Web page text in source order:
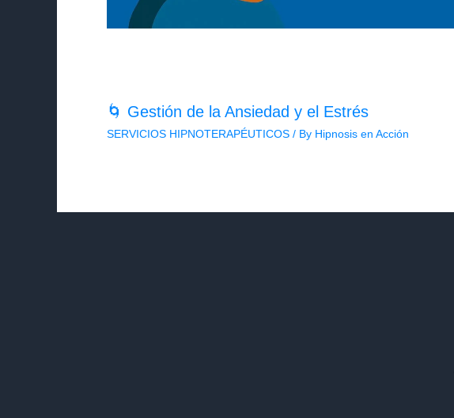
🌀 Gestión de la Ansiedad y el Estrés
SERVICIOS HIPNOTERAPÉUTICOS/ By Hipnosis en Acción